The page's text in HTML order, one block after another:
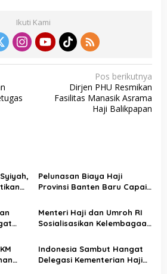
Ikuti Kami
Pos berikutnya
Dirjen PHU Resmikan
Fasilitas Manasik Asrama
Haji Balikpapan
Pelunasan Biaya Haji
Provinsi Banten Baru Capai
Menteri Haji dan Umroh RI
Sosialisasikan Kelembagaan
Penyelenggaraan Ibadah
Haji di Kanwil Jawa Barat
Indonesia Sambut Hangat
Delegasi Kementerian Haji